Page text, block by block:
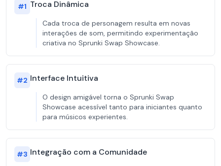
#1 Troca Dinâmica
Cada troca de personagem resulta em novas
interações de som, permitindo experimentação
criativa no Sprunki Swap Showcase.
#2 Interface Intuitiva
O design amigável torna o Sprunki Swap
Showcase acessível tanto para iniciantes quanto
para músicos experientes.
#3 Integração com a Comunidade